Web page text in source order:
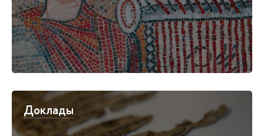
Доклады